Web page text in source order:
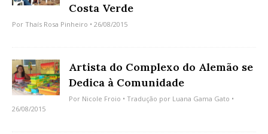
Costa Verde
Por Thaís Rosa Pinheiro • 26/08/2015
Artista do Complexo do Alemão se
Dedica à Comunidade
Por Nicole Froio • Tradução por Luana Gama Gato •
26/08/2015